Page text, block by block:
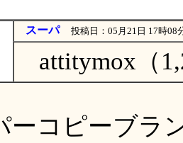
スーパ 投稿日：05月21日 17時08
attitymox（
ーコピーブラ